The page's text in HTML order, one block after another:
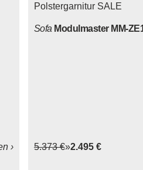
›
Sofa Modulmaster MM-
5.373 € 2.495 €